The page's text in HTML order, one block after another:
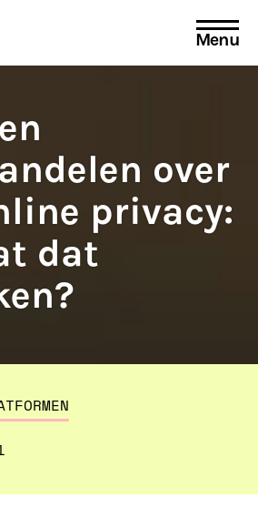
Menu
over
privacy:
dat